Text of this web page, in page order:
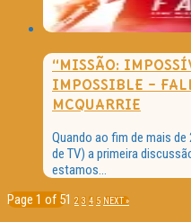
“MISSÃO:
IMPOSSIBLE –
MCQUARRIE
Quando ao fim de mais
de TV) a primeira
estamos...
Page 1 of 51 2 3 4 5 NEXT »